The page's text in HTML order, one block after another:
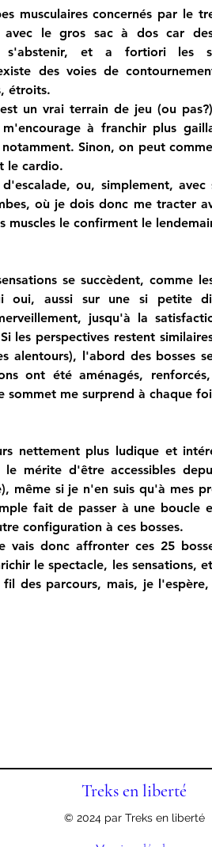
musculaires concernés par le
avec le gros sac à dos car
s'abstenir, et a fortiori les
des voies de
étroits.
un vrai terrain de jeu (ou
à franchir plus
Sinon, on peut
le cardio.
ou, simplement,
où je dois donc me tracter
muscles le confirment le
se succèdent, comme
oui, aussi sur une si petite
jusqu'à la
les perspectives restent
alentours), l'abord des bosses
ont été aménagés,
sommet me surprend à chaque
nettement plus ludique et
mérite d'être accessibles
même si je n'en suis qu'à mes
fait de passer à une boucle
configuration à ces bosses.
vais donc affronter ces 25
le spectacle, les sensations,
des parcours, mais, je
Treks en liberté
© 2024 par Treks en liberté